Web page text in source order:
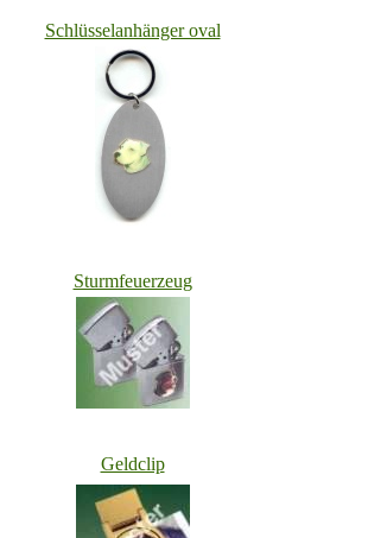
Schlüsselanhänger oval
Sturmfeuerzeug
Geldclip